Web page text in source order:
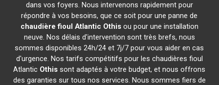
dans vos foyers. Nous intervenons rapidement pour
répondre à vos besoins, que ce soit pour une panne de
chaudière fioul Atlantic Othisou pour une installation
neuve. Nos délais d'intervention sont très brefs, nous
sommes disponibles 24h/24 et 7j/7 pour vous aider en cas
d'urgence. Nos tarifs compétitifs pour les chaudières fioul
Atlantic Othis sont adaptés à votre budget, et nous offrons
des garanties sur tous nos services. Nous sommes fiers de